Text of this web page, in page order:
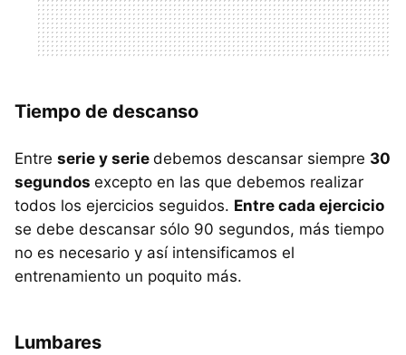
Tiempo de descanso
Entre serie y serie debemos descansar siempre 30
segundos excepto en las que debemos realizar
todos los ejercicios seguidos. Entre cada ejercicio
se debe descansar sólo 90 segundos, más tiempo
no es necesario y así intensificamos el
entrenamiento un poquito más.
Lumbares